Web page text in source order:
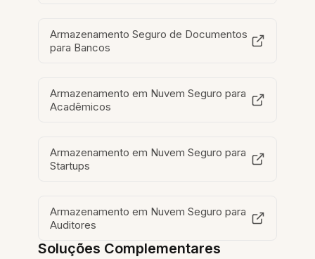
Armazenamento Seguro de Documentos
para Bancos
Armazenamento em Nuvem Seguro para
Acadêmicos
Armazenamento em Nuvem Seguro para
Startups
Armazenamento em Nuvem Seguro para
Auditores
Soluções Complementares